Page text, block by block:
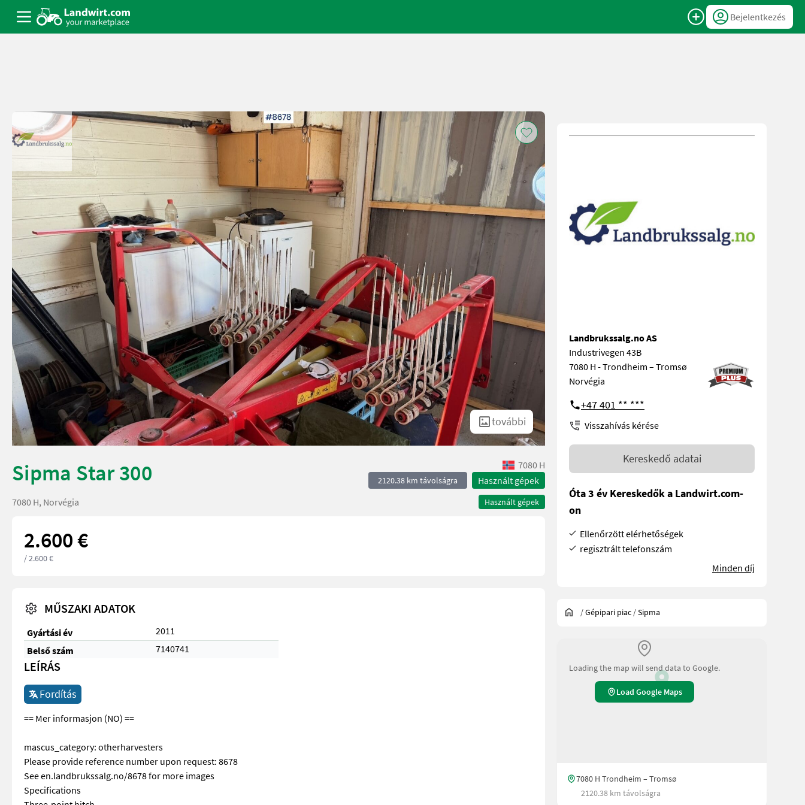
Bejelentkezés
további
Sipma Star 300 7080 H
2120.38 km távolságra Használt gépek
Használt gépek
7080 H, Norvégia
2.600 €
/ 2.600 €
MŰSZAKI ADATOK
Gyártási év
2011
Belső szám
7140741
LEÍRÁS
Fordítás
== Mer informasjon (NO) ==
mascus_category: otherharvesters
Please provide reference number upon request: 8678
See en.landbrukssalg.no/8678 for more images
Specifications
Landbrukssalg.no AS
Industrivegen 43B
7080 H - Trondheim – Tromsø
Norvégia
+47 401 ** ***
Visszahívás kérése
Kereskedő adatai
Óta 3 év Kereskedők a Landwirt.com-
on
Ellenőrzött elérhetőségek
regisztrált telefonszám
Minden díj
/Gépipari piac /Sipma
Loading the map will send data to Google.
Load Google Maps
7080 H Trondheim – Tromsø
2120.38 km távolságra